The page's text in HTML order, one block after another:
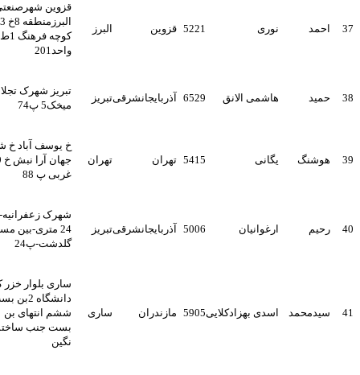
احمد نوری 5221 قزوین
قزوین شهرصنعتی
البرزمنطقه 8خ 303
کوچه فرهنگ 1ط2
حمید هاشمی الانق 6529 آذربایجانشرقیتبریز
تبریز شهرک تجلائی
میخک5 پ74
هوشنگ یگانی 5415 تهران تهران
خ یوسف آباد خ شهید
جهان آرا نبش خ 39
غربی پ 88
رحیم ارغوانیان 5006 آذربایجانشرقیتبریز
شهرک زعفرانیه-خ
24 متری-بین مسجد و
گلدشت-پ24
سیدمحمد اسدی بهزادکلایی5905 مازندران ساری
ساری بلوار خزر کوی
دانشگاه 2بن بست
ششم انتهای بن
بست جنب ساختمان